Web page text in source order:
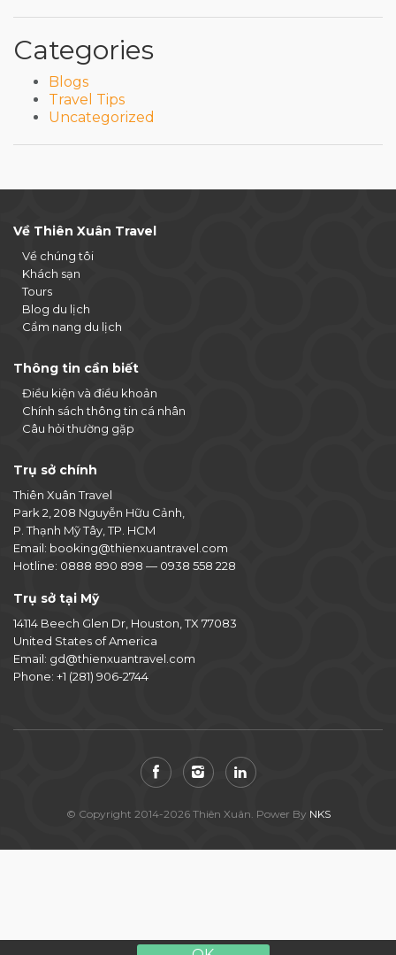
Categories
Blogs
Travel Tips
Uncategorized
Về Thiên Xuân Travel
Về chúng tôi
Khách sạn
Tours
Blog du lịch
Cẩm nang du lịch
Thông tin cần biết
Điều kiện và điều khoản
Chính sách thông tin cá nhân
Câu hỏi thường gặp
Trụ sở chính
Thiên Xuân Travel
Park 2, 208 Nguyễn Hữu Cảnh,
P. Thạnh Mỹ Tây, TP. HCM
Email: booking@thienxuantravel.com
Hotline: 0888 890 898 — 0938 558 228
Trụ sở tại Mỹ
14114 Beech Glen Dr, Houston, TX 77083
United States of America
Email: gd@thienxuantravel.com
Phone: +1 (281) 906-2744
© Copyright 2014-2026 Thiên Xuân. Power By NKS